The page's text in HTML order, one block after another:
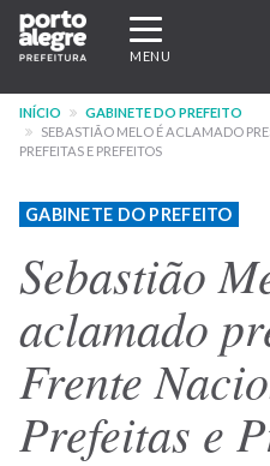
Pular
para
conteúdo
principal
Expandir/recolher
navegação
MENU
INÍCIO
GABINETE DO PREFEITO
SEBASTIÃO MELO É ACLAMADO
PREFEITAS E PREFEITOS
GABINETE DO PREFEITO
Sebastião
aclamado
Frente
Prefeitas e